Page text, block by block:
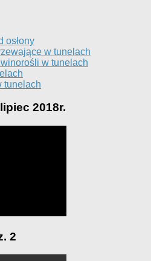
osłony
w tunelach
w tunelach
tunelach
2018r.
2